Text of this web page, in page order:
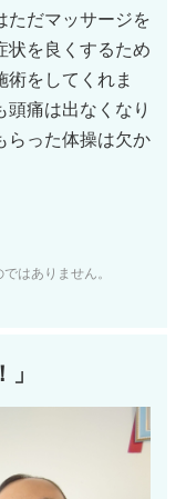
ただマッサージを
状を良くするため
術をしてくれま
痛は出なくなり
らった体操は欠か
はありません。